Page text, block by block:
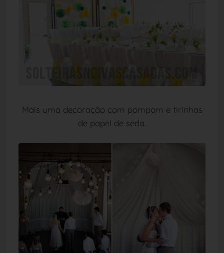
Mais uma decoração com pompom e tirinhas
de papel de seda.